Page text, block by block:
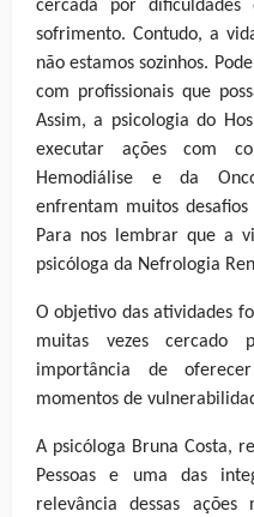
cercada por
sofrimento. Contudo, a
não estamos sozinhos.
com profissionais que
Assim, a psicologia do
executar ações com
Hemodiálise e da
enfrentam muitos
Para nos lembrar que a
psicóloga da Nefrologia
O objetivo das atividades
muitas vezes
importância de
momentos de
A psicóloga Bruna Costa,
Pessoas e uma das
relevância dessas ações